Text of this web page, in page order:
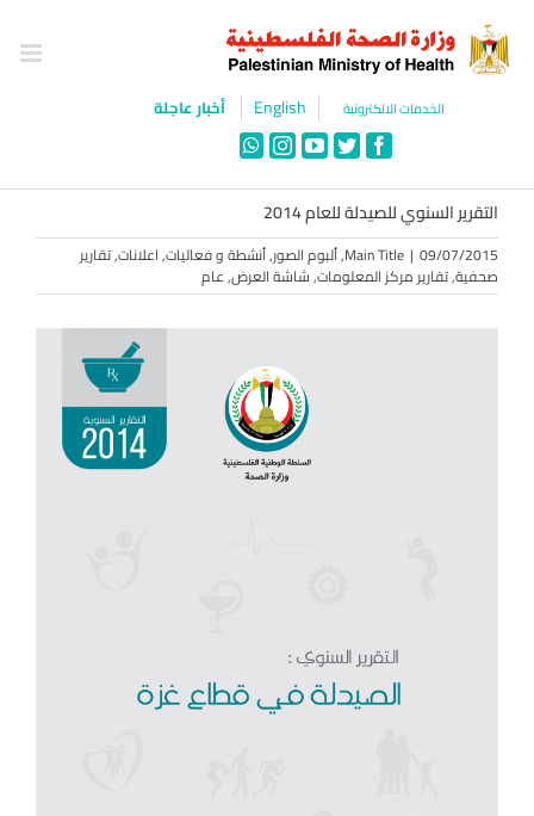
content
الخدمات الالكترونية English أخبار عاجلة
Facebook
Twitter
YouTube
Instagram
WhatsApp
التقرير السنوي للصيدلة للعام 2014
09/07/2015
|
Main Title
,ألبوم الصور,أنشطة و فعاليات,اعلانات,تقارير
صحفية,تقارير مركز المعلومات,شاشة العرض,عام